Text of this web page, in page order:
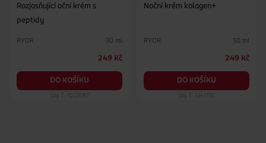
Rozjasňující oční krém s
peptidy
RYOR 30 ml
249 Kč
DO KOŠÍKU
Obj. č.: 1022087
Noční krém kolagen+
RYOR 50 ml
249 Kč
DO KOŠÍKU
Obj. č.: 1341737